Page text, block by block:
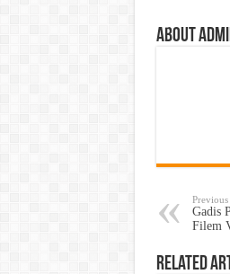
About
Previous
Gadis
Filem
Related